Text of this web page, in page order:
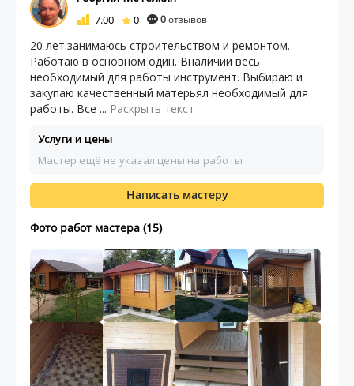
7.00 0 0отзывов
20 лет.занимаюсь строительством и ремонтом.
Работаю в основном один. Вналичии весь
необходимый для работы инструмент. Выбираю и
закупаю качественный матерьял необходимый для
работы. Все ... Раскрыть текст
Услуги и цены
Мастер ещё не указал цены на работы
Написать мастеру
Фото работ мастера (15)